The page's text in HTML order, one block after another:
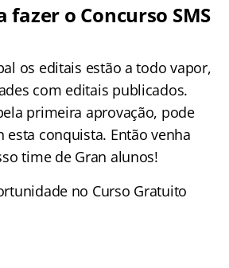
fazer o Concurso SMS
os editais estão a todo vapor,
com editais publicados.
primeira aprovação, pode
esta conquista. Então venha
time de Gran alunos!
no Curso Gratuito